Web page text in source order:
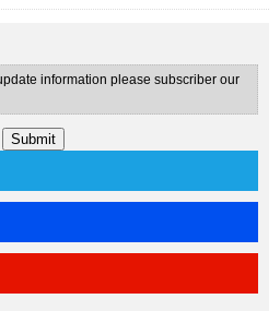
information please subscriber our
Submit